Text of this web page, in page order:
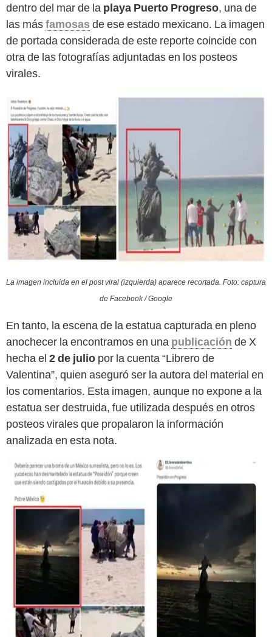
dentro del mar de la playa Puerto Progreso, una de
las másfamosas de ese estado mexicano. La imagen
de portada considerada de este reporte coincide con
otra de las fotografías adjuntadas en los posteos
virales.
La imagen incluida en el post viral (izquierda) aparece recortada. Foto: captura
de Facebook / Google
En tanto, la escena de la estatua capturada en pleno
anochecer la encontramos en una publicación de X
hecha el 2 de julio por la cuenta “Librero de
Valentina”, quien aseguró ser la autora del material en
los comentarios. Esta imagen, aunque no expone a la
estatua ser destruida, fue utilizada después en otros
posteos virales que propalaron la información
analizada en esta nota.